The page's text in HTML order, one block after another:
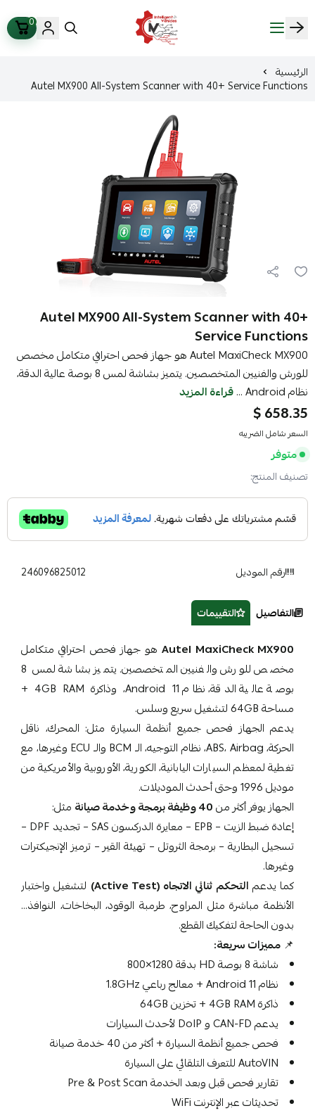
ذكاء المركبات Intelligent Vehicles
0
الرئيسية
Autel MX900 All-System Scanner with 40+ Service Functions
Autel MX900 All-System Scanner with 40+
Service Functions
Autel MaxiCheck MX900 هو جهاز فحص احترافي متكامل مخصص
للورش والفنيين المتخصصين. يتميز بشاشة لمس 8 بوصة عالية الدقة،
نظام Android ...
قراءة المزيد
658.35 $
السعر شامل الضريبه
متوفر
تصنيف المنتج:
رقم الموديل 246096825012
التفاصيل التقييمات
Autel MaxiCheck MX900هو جهاز فحص احترافي متكامل
مخصص للورش والفنيين المتخصصين. يتميز بشاشة لمس 8
بوصة عالية الدقة، نظام Android 11، وذاكرة 4GB RAM +
مساحة 64GB لتشغيل سريع وسلس.
يدعم الجهاز فحص جميع أنظمة السيارة مثل: المحرك، ناقل
الحركة، ABS، Airbag، نظام التوجيه، الـ BCM والـ ECU وغيرها، مع
تغطية لمعظم السيارات اليابانية، الكورية، الأوروبية والأمريكية من
موديل 1996 وحتى أحدث الموديلات.
الجهاز يوفر أكثر من40 وظيفة برمجة وخدمة صيانة
مثل:
إعادة ضبط الزيت – EPB – معايرة الدركسون SAS – تجديد DPF –
تسجيل البطارية – برمجة الثروتل – تهيئة القير – ترميز الإنجيكترات
وغيرها.
كما يدعم التحكم ثنائي الاتجاه (Active Test)
لتشغيل واختبار
الأنظمة مباشرة مثل المراوح، طرمبة الوقود، البخاخات، النوافذ…
بدون الحاجة لتفكيك القطع.
📌 مميزات سريعة:
شاشة 8 بوصة HD بدقة 1280×800
نظام Android 11 + معالج رباعي 1.8GHz
ذاكرة 4GB RAM + تخزين 64GB
يدعم CAN-FD و DoIP لأحدث السيارات
فحص جميع أنظمة السيارة + أكثر من 40 خدمة صيانة
AutoVIN للتعرف التلقائي على السيارة
تقارير فحص قبل وبعد الخدمة Pre & Post Scan
تحديثات عبر الإنترنت WiFi